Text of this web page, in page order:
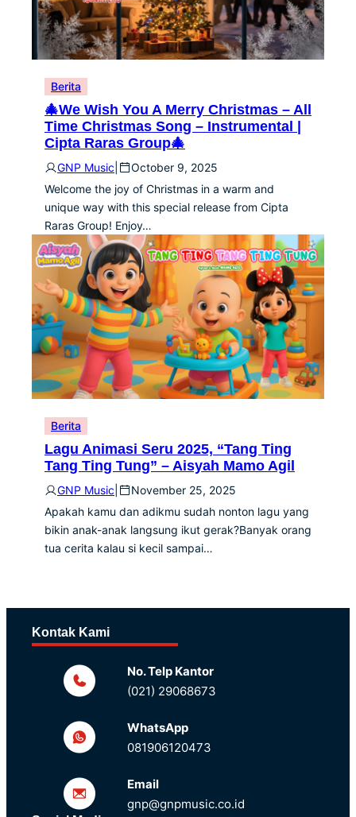
Berita
🎄We Wish You A Merry Christmas – All
Time Christmas Song – Instrumental |
Cipta Raras Group🎄
GNP Music
October 9, 2025
Welcome the joy of Christmas in a warm and
unique way with this special release from Cipta
Raras Group! Enjoy…
Berita
Lagu Animasi Seru 2025, “Tang Ting
Tang Ting Tung” – Aisyah Mamo Agil
GNP Music
November 25, 2025
Apakah kamu dan adikmu sudah nonton lagu yang
bikin anak-anak langsung ikut gerak?Banyak orang
tua cerita kalau si kecil sampai…
Kontak Kami
No. Telp Kantor
(021) 29068673
WhatsApp
081906120473
Email
gnp@gnpmusic.co.id